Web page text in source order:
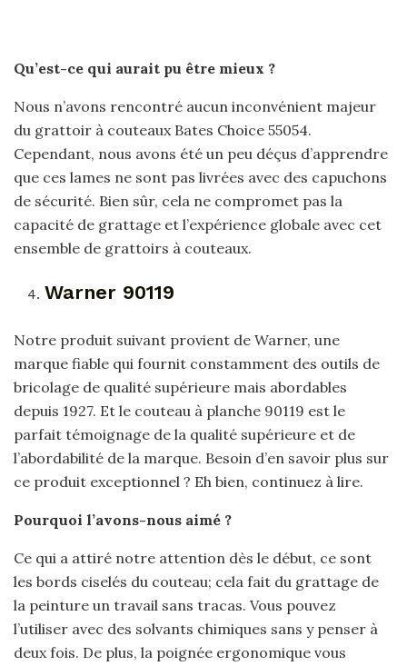
Qu’est-ce qui aurait pu être mieux ?
Nous n’avons rencontré aucun inconvénient majeur
du grattoir à couteaux Bates Choice 55054.
Cependant, nous avons été un peu déçus d’apprendre
que ces lames ne sont pas livrées avec des capuchons
de sécurité. Bien sûr, cela ne compromet pas la
capacité de grattage et l’expérience globale avec cet
ensemble de grattoirs à couteaux.
Warner 90119
Notre produit suivant provient de Warner, une
marque fiable qui fournit constamment des outils de
bricolage de qualité supérieure mais abordables
depuis 1927. Et le couteau à planche 90119 est le
parfait témoignage de la qualité supérieure et de
l’abordabilité de la marque. Besoin d’en savoir plus sur
ce produit exceptionnel ? Eh bien, continuez à lire.
Pourquoi l’avons-nous aimé ?
Ce qui a attiré notre attention dès le début, ce sont
les bords ciselés du couteau; cela fait du grattage de
la peinture un travail sans tracas. Vous pouvez
l’utiliser avec des solvants chimiques sans y penser à
deux fois. De plus, la poignée ergonomique vous